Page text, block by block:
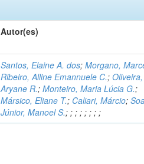
Autor(es)
Santos, Elaine A. dos;Morgano,
Ribeiro, Alline Emannuele C.;Oliveira,
Aryane R.;Monteiro, Maria Lúcia G.;
Mársico, Eliane T.; Caliari, Márcio;
Júnior, Manoel S.;;;;;;;;